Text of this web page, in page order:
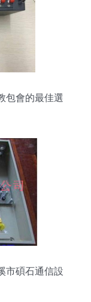
包會的最佳選
市碩石通信設